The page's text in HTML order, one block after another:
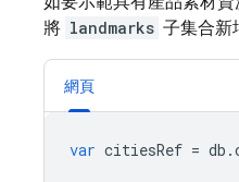
將 landmarks 子集合新
網頁
var citiesRef = db .